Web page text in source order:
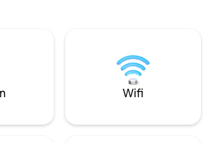
koelkast, magnetron,
koffiezetapparaat. We
Dit is de plek waar
om je direct thuis te
Wifi